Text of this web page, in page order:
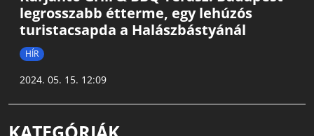
legrosszabb étterme, egy lehúzós
turistacsapda a Halászbástyánál
HÍR
2024. 05. 15. 12:09